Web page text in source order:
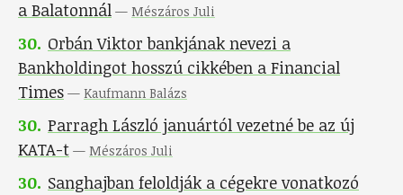
a Balatonnál — Mészáros Juli
30. Orbán Viktor bankjának nevezi a
Bankholdingot hosszú cikkében a Financial
Times — Kaufmann Balázs
30. Parragh László januártól vezetné be az új
KATA-t — Mészáros Juli
30. Sanghajban feloldják a cégekre vonatkozó